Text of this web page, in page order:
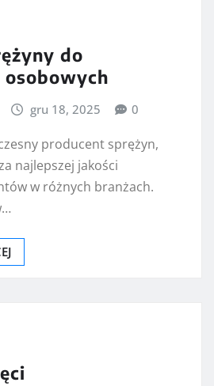
do
osobowych
gru 18, 2025 0
producent sprężyn,
najlepszej jakości
w różnych branżach.